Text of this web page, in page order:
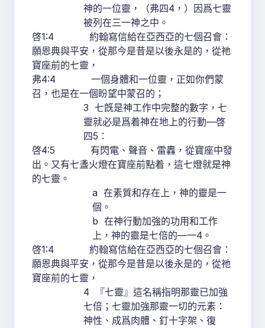
神的一位靈，（弗四4，）因爲七靈
被列在三一神之中。
啓1:4 約翰寫信給在亞西亞的七個召會：
願恩典與平安，從那今是昔是以後永是的，從祂
寶座前的七靈，
弗4:4 一個身體和一位靈，正如你們蒙
召，也是在一個盼望中蒙召的；
3 七旣是神工作中完整的數字，七
靈就必是爲着神在地上的行動—啓
四5：
啓4:5 有閃電、聲音、雷轟，從寶座中發
出。又有七盞火燈在寶座前點着，這七燈就是神
的七靈。
a 在素質和存在上，神的靈是一
個。
b 在神行動加強的功用和工作
上，神的靈是七倍的—一4。
啓1:4 約翰寫信給在亞西亞的七個召會：
願恩典與平安，從那今是昔是以後永是的，從祂
寶座前的七靈，
4 『七靈』這名稱指明那靈已加強
七倍；七靈加強那靈一切的元素：
神性、成爲肉體、釘十字架、復